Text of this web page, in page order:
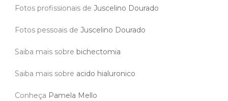
Fotos profissionais de Juscelino Dourado
Fotos pessoais de Juscelino Dourado
Saiba mais sobre bichectomia
Saiba mais sobre acido hialuronico
Conheça Pamela Mello